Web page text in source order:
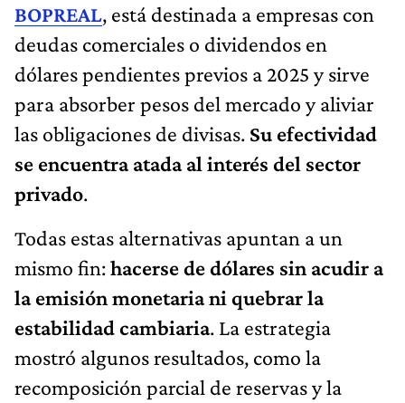
BOPREAL, está destinada a empresas con
deudas comerciales o dividendos en
dólares pendientes previos a 2025 y sirve
para absorber pesos del mercado y aliviar
las obligaciones de divisas. Su efectividad
se encuentra atada al interés del sector
privado.
Todas estas alternativas apuntan a un
mismo fin:hacerse de dólares sin acudir a
la emisión monetaria ni quebrar la
estabilidad cambiaria. La estrategia
mostró algunos resultados, como la
recomposición parcial de reservas y la